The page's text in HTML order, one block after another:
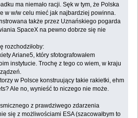
ma niemało racji. Sęk w tym, że Polska
w w/w celu mieć jak najbardziej powinna.
także przez Uznańskiego pogarda
SpaceX na pewno dobrze się nie
rozchodziłoby:
Ariane5, który sfotografowałem
instytucie. Trochę z tego co wiem, w kraju
w Polsce konstruujący takie rakietki, ehm
Ale no, wynieść to niczego nie może.
z prawdziwego zdarzenia
się z możliwościami ESA (szacowałbym to